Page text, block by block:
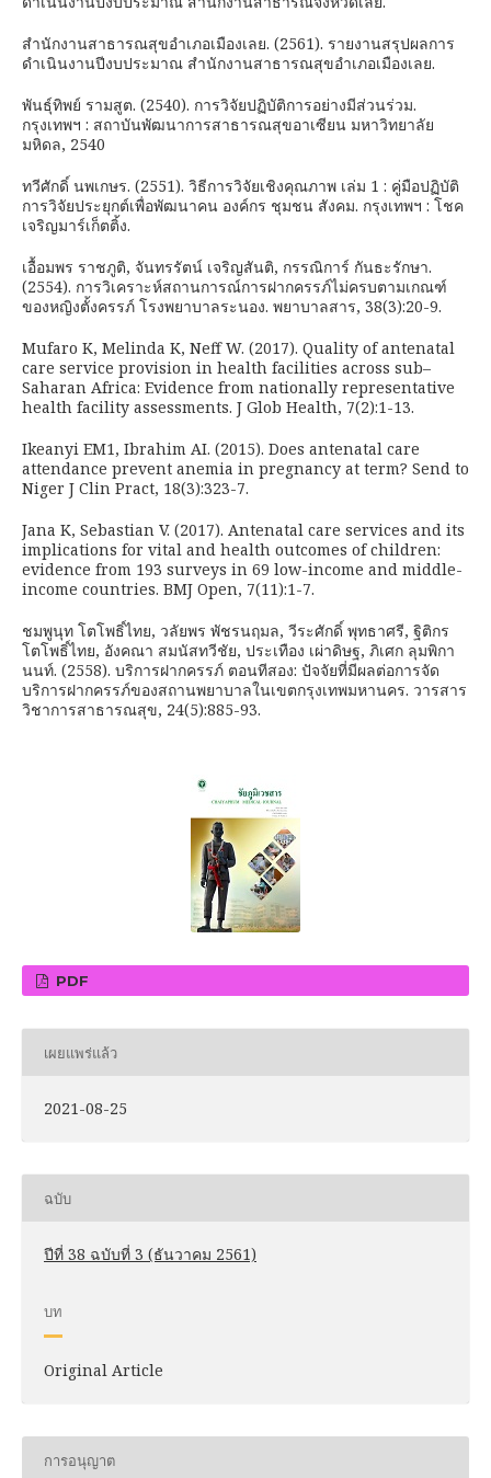
สำนักงานสาธารณสุขอำเภอเมืองเลย. (2561). รายงานสรุปผลการ
ดำเนินงานปีงบประมาณ สำนักงานสาธารณสุขอำเภอเมืองเลย.
พันธุ์ทิพย์ รามสูต. (2540). การวิจัยปฏิบัติการอย่างมีส่วนร่วม.
กรุงเทพฯ : สถาบันพัฒนาการสาธารณสุขอาเซียน มหาวิทยาลัย
มหิดล, 2540
ทวีศักดิ์ นพเกษร. (2551). วิธีการวิจัยเชิงคุณภาพ เล่ม 1 : คู่มือปฏิบัติ
การวิจัยประยุกต์เพื่อพัฒนาคน องค์กร ชุมชน สังคม. กรุงเทพฯ : โชค
เจริญมาร์เก็ตติ้ง.
เอื้อมพร ราชภูติ, จันทรรัตน์ เจริญสันติ, กรรณิการ์ กันธะรักษา.
(2554). การวิเคราะห์สถานการณ์การฝากครรภ์ไม่ครบตามเกณฑ์
ของหญิงตั้งครรภ์ โรงพยาบาลระนอง. พยาบาลสาร, 38(3):20-9.
Mufaro K, Melinda K, Neff W. (2017). Quality of antenatal
care service provision in health facilities across sub–
Saharan Africa: Evidence from nationally representative
health facility assessments. J Glob Health, 7(2):1-13.
Ikeanyi EM1, Ibrahim AI. (2015). Does antenatal care
attendance prevent anemia in pregnancy at term? Send to
Niger J Clin Pract, 18(3):323-7.
Jana K, Sebastian V. (2017). Antenatal care services and its
implications for vital and health outcomes of children:
evidence from 193 surveys in 69 low-income and middle-
income countries. BMJ Open, 7(11):1-7.
ชมพูนุท โตโพธิ์ไทย, วลัยพร พัชรนฤมล, วีระศักดิ์ พุทธาศรี, ฐิติกร
โตโพธิ์ไทย, อังคณา สมนัสทวีชัย, ประเทือง เผ่าดิษฐ, ภิเศก ลุมพิกา
นนท์. (2558). บริการฝากครรภ์ ตอนทีสอง: ปัจจัยที่มีผลต่อการจัด
บริการฝากครรภ์ของสถานพยาบาลในเขตกรุงเทพมหานคร. วารสาร
วิชาการสาธารณสุข, 24(5):885-93.
PDF
เผยแพร่แล้ว
2021-08-25
ฉบับ
ปีที่ 38 ฉบับที่ 3 (ธันวาคม 2561)
บท
Original Article
การอนุญาต